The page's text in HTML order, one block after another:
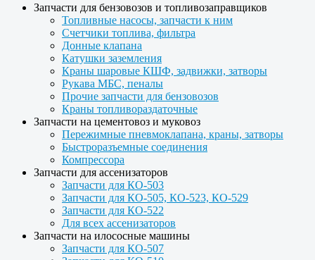
Запчасти для бензовозов и топливозаправщиков
Топливные насосы, запчасти к ним
Счетчики топлива, фильтра
Донные клапана
Катушки заземления
Краны шаровые КШФ, задвижки, затворы
Рукава МБС, пеналы
Прочие запчасти для бензовозов
Краны топливораздаточные
Запчасти на цементовоз и муковоз
Пережимные пневмоклапана, краны, затворы
Быстроразъемные соединения
Компрессора
Запчасти для ассенизаторов
Запчасти для КО-503
Запчасти для КО-505, КО-523, КО-529
Запчасти для КО-522
Для всех ассенизаторов
Запчасти на илососные машины
Запчасти для КО-507